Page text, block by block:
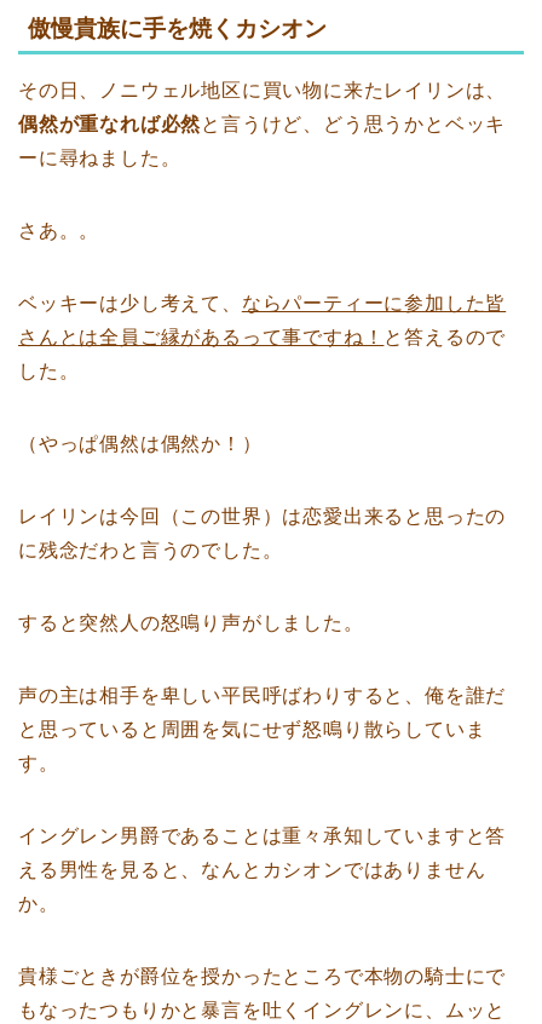
傲慢貴族に手を焼くカシオン
その日、ノニウェル地区に買い物に来たレイリンは、
偶然が重なれば必然と言うけど、どう思うかとベッキ
ーに尋ねました。
さあ。。
ベッキーは少し考えて、 ならパーティーに参加した皆
さんとは全員ご縁があるって事ですね！ と答えるので
した。
（やっぱ偶然は偶然か！）
レイリンは今回（この世界）は恋愛出来ると思ったの
に残念だわと言うのでした。
すると突然人の怒鳴り声がしました。
声の主は相手を卑しい平民呼ばわりすると、俺を誰だ
と思っていると周囲を気にせず怒鳴り散らしていま
す。
イングレン男爵であることは重々承知していますと答
える男性を見ると、なんとカシオンではありません
か。
貴様ごときが爵位を授かったところで本物の騎士にで
もなったつもりかと暴言を吐くイングレンに、ムッと